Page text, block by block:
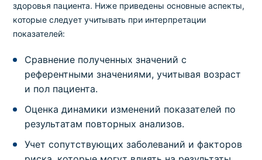
здоровья пациента. Ниже приведены основные аспекты,
которые следует учитывать при интерпретации
показателей:
Сравнение полученных значений с
референтными значениями, учитывая возраст
и пол пациента.
Оценка динамики изменений показателей по
результатам повторных анализов.
Учет сопутствующих заболеваний и факторов